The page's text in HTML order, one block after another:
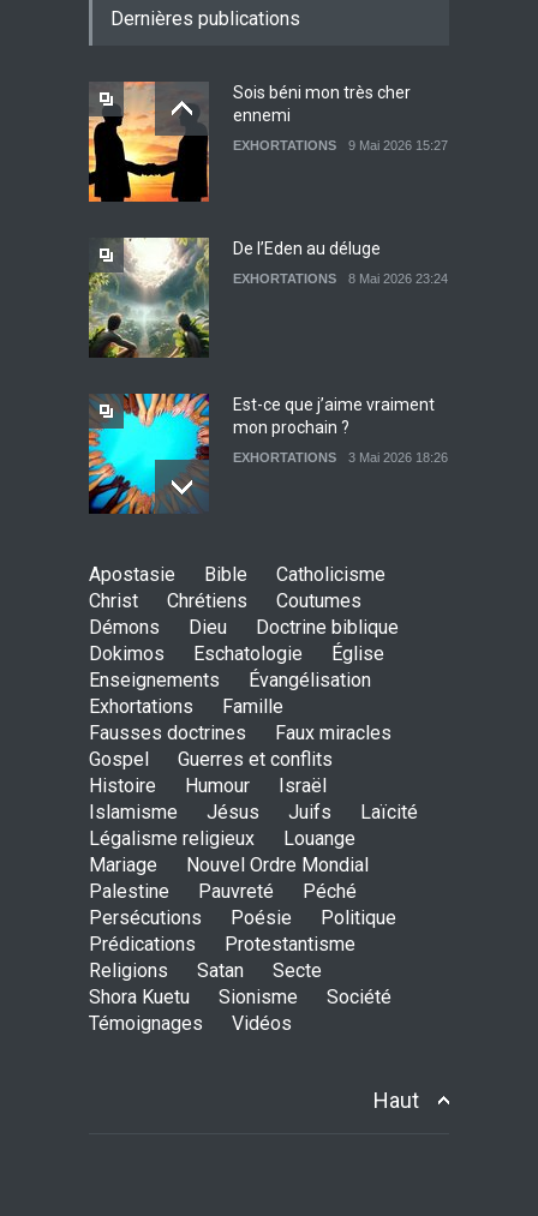
EXHORTATIONS
26 Décembre 2021 16:48
Lettre ouverte aux religieux
Dernières publications
Sois béni mon très cher
ennemi
EXHORTATIONS 9 Mai 2026 15:27
De l’Eden au déluge
EXHORTATIONS 8 Mai 2026 23:24
Est-ce que j’aime vraiment
mon prochain ?
EXHORTATIONS 3 Mai 2026 18:26
27 Avril 2026 02:55
Avant la fondation du
monde : la pensée de la
croix
AMOUR 8 Février 2026 20:10
L’être humain, cet appui
fragile et incertain
SAGESSE 23 Février 2025 11:16
Tenir ferme en Mashiah
Apostasie Bible
Catholicisme
Christ
Chrétiens
Coutumes
Démons
Dieu
Doctrine biblique
Dokimos
Eschatologie
Église
Enseignements
Évangélisation
Exhortations
Famille
Fausses doctrines
Faux miracles
Gospel
Guerres et conflits
Histoire
Humour
Israël
Islamisme
Jésus Juifs
Laïcité
Légalisme religieux
Louange
Mariage
Nouvel Ordre Mondial
Palestine
Pauvreté
Péché
Persécutions
Poésie
Politique
Prédications
Protestantisme
Religions
Satan
Secte
Shora Kuetu
Sionisme
Société
Témoignages
Vidéos
Haut